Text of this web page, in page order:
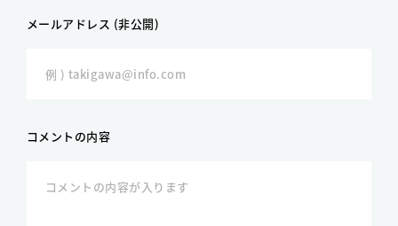
メールアドレス (非公開)
コメントの内容